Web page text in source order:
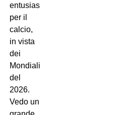
entusiasmo
per il
calcio,
in vista
dei
Mondiali
del
2026.
Vedo un